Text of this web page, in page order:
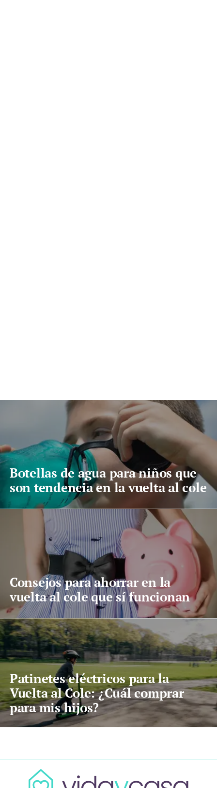
Botellas de agua para niños que
son tendencia en la vuelta al cole
Consejos para ahorrar en la
vuelta al cole que sí funcionan
Patinetes eléctricos para la
Vuelta al Cole: ¿Cuál comprar
para mis hijos?